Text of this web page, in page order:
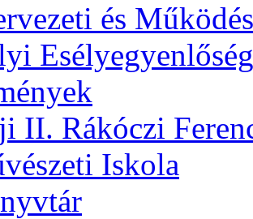
és
II. Rákóczi
Iskola